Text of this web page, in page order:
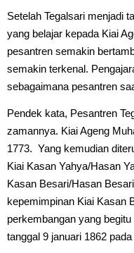
Setelah Tegalsari menjadi
yang belajar kepada Kiai
pesantren semakin
semakin terkenal.
sebagaimana pesantren
Pendek kata, Pesantren
zamannya. Kiai Ageng
1773. Yang kemudian
Kiai Kasan Yahya/Hasan
Kasan Besari/Hasan
kepemimpinan Kiai Kasan
perkembangan yang
tanggal 9 januari 1862